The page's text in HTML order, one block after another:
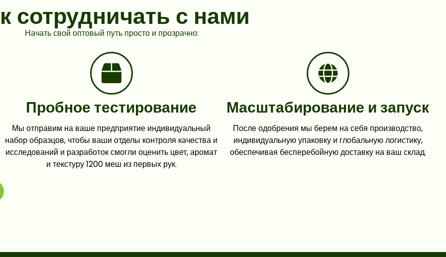
сотрудничать с нами
Начать свой оптовый путь просто и прозрачно:
Пробное тестирование
Мы отправим на ваше предприятие индивидуальный
набор образцов, чтобы ваши отделы контроля качества и
исследований и разработок смогли оценить цвет, аромат
и текстуру 1200 меш из первых рук.
Масштабирование и запуск
После одобрения мы берем на себя производство,
индивидуальную упаковку и глобальную логистику,
обеспечивая бесперебойную доставку на ваш склад.